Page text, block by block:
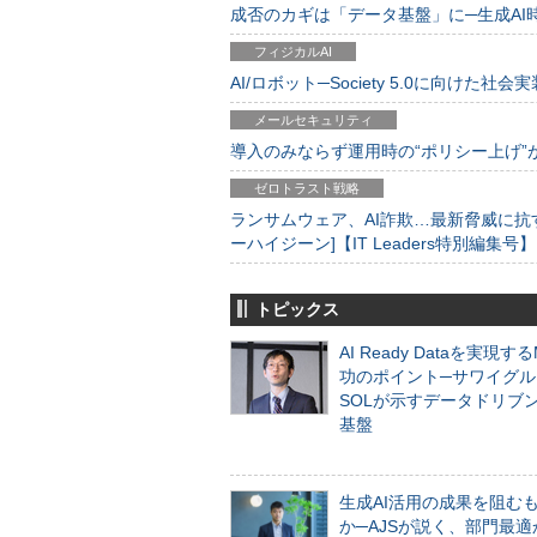
成否のカギは「データ基盤」に─生成AI
フィジカルAI
AI/ロボット─Society 5.0に向けた社会
メールセキュリティ
導入のみならず運用時の“ポリシー上げ
ゼロトラスト戦略
ランサムウェア、AI詐欺…最新脅威に
ーハイジーン]【IT Leaders特別編集号】
トピックス
AI Ready Dataを実現す
功のポイント─サワイグ
SOLが示すデータドリブ
基盤
生成AI活用の成果を阻む
か─AJSが説く、部門最適